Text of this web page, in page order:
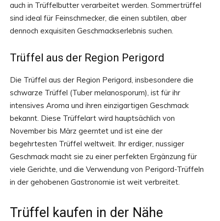
auch in Trüffelbutter verarbeitet werden. Sommertrüffel
sind ideal für Feinschmecker, die einen subtilen, aber
dennoch exquisiten Geschmackserlebnis suchen.
Trüffel aus der Region Perigord
Die Trüffel aus der Region Perigord, insbesondere die
schwarze Trüffel (Tuber melanosporum), ist für ihr
intensives Aroma und ihren einzigartigen Geschmack
bekannt. Diese Trüffelart wird hauptsächlich von
November bis März geerntet und ist eine der
begehrtesten Trüffel weltweit. Ihr erdiger, nussiger
Geschmack macht sie zu einer perfekten Ergänzung für
viele Gerichte, und die Verwendung von Perigord-Trüffeln
in der gehobenen Gastronomie ist weit verbreitet.
Trüffel kaufen in der Nähe